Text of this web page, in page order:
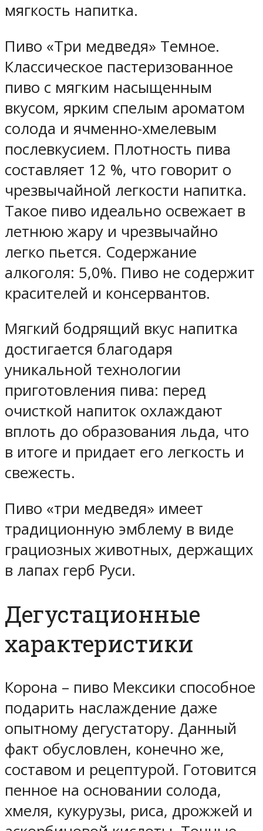
мягкость напитка.
Пиво «Три медведя» Темное.
Классическое пастеризованное
пиво с мягким насыщенным
вкусом, ярким спелым ароматом
солода и ячменно-хмелевым
послевкусием. Плотность пива
составляет 12 %, что говорит о
чрезвычайной легкости напитка.
Такое пиво идеально освежает в
летнюю жару и чрезвычайно
легко пьется. Содержание
алкоголя: 5,0%. Пиво не содержит
красителей и консервантов.
Мягкий бодрящий вкус напитка
достигается благодаря
уникальной технологии
приготовления пива: перед
очисткой напиток охлаждают
вплоть до образования льда, что
в итоге и придает его легкость и
свежесть.
Пиво «три медведя» имеет
традиционную эмблему в виде
грациозных животных, держащих
в лапах герб Руси.
Дегустационные
характеристики
Корона – пиво Мексики способное
подарить наслаждение даже
опытному дегустатору. Данный
факт обусловлен, конечно же,
составом и рецептурой. Готовится
пенное на основании солода,
хмеля, кукурузы, риса, дрожжей и